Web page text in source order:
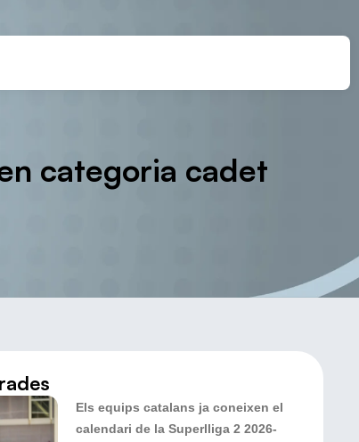
categoria cadet
Els equips catalans ja coneixen el
calendari de la Superlliga 2 2026-